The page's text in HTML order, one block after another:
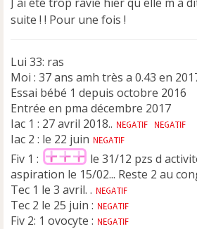
l
u
suite ! ! Pour une fois !
Lui 33: ras
Moi : 37 ans amh très a 0.43 en
Essai bébé 1 depuis octobre 2016
Entrée en pma décembre 2017
Iac 1 : 27 avril 2018..
Iac 2 : le 22 juin
Fiv 1 :
le 31/12 pzs d
aspiration le 15/02... Reste 2 au
Tec 1 le 3 avril. .
Tec 2 le 25 juin :
Fiv 2: 1 ovocyte :